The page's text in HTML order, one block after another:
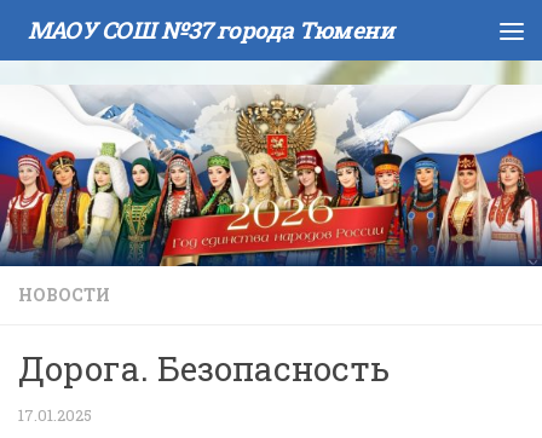
Skip to content
МАОУ СОШ №37 города Тюмени
НОВОСТИ
Дорога. Безопасность
17.01.2025